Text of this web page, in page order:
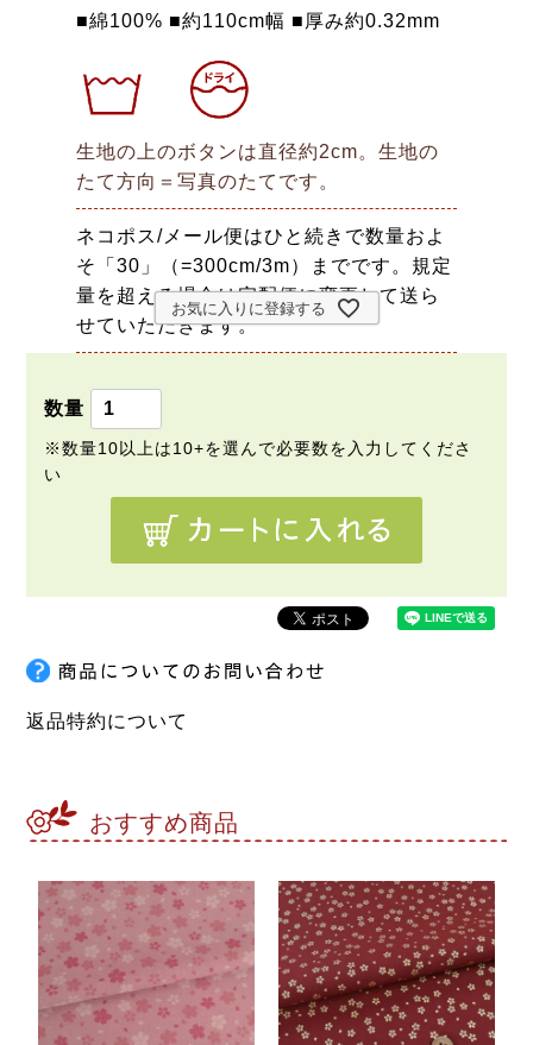
■綿100% ■約110cm幅 ■厚み約0.32mm
生地の上のボタンは直径約2cm。生地の
たて方向＝写真のたてです。
ネコポス/メール便はひと続きで数量およ
そ「30」（=300cm/3m）までです。規定
量を超える場合は宅配便に変更して送ら
せていただきます。
お気に入りに登録する
返品特約について
おすすめ商品